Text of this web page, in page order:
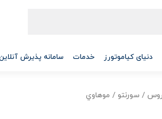
دنیای کیاموتورز خدمات سامانه پذیرش